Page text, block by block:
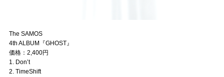
The SAMOS
4th ALBUM『GHOST』
価格：2,400円
1. Don’t
2. TimeShift